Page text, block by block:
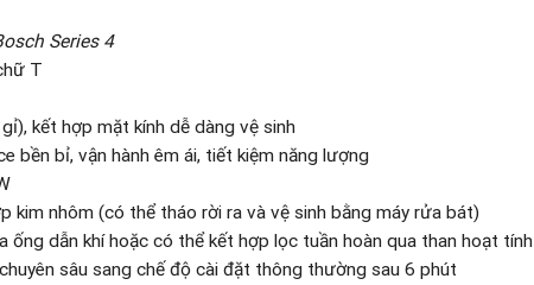
Series 4
T
kết hợp mặt kính dễ dàng vệ sinh
bền bỉ, vận hành êm ái, tiết kiệm năng lượng
kim nhôm (có thể tháo rời ra và vệ sinh bằng máy rửa bát)
ống dẫn khí hoặc có thể kết hợp lọc tuần hoàn qua than hoạt tính
sâu sang chế độ cài đặt thông thường sau 6 phút